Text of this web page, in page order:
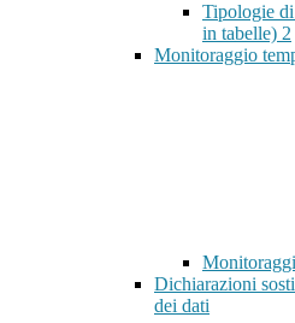
Tipologie
in tabelle) 2
Monitoraggio
Dichiarazioni
dei dati